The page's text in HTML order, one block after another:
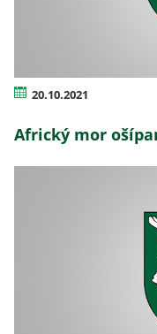
20.10.2021
Africký mor